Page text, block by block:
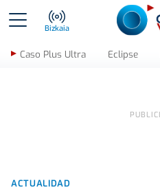
Bizkaia
Caso Plus Ultra Eclipse
ACTUALIDAD